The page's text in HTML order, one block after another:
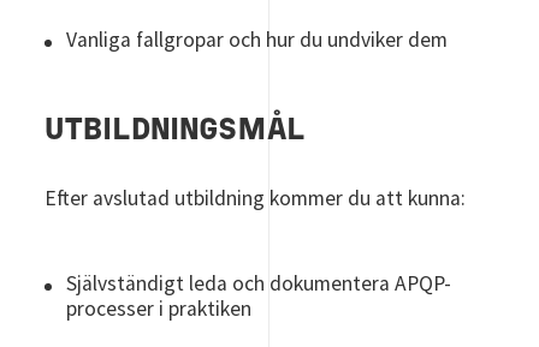
Vanliga fallgropar och hur du undviker dem
UTBILDNINGSMÅL
Efter avslutad utbildning kommer du att kunna:
Självständigt leda och dokumentera APQP-
processer i praktiken